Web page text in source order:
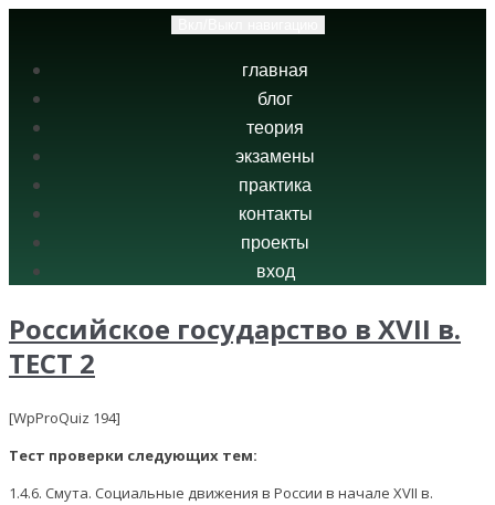
главная
блог
теория
экзамены
практика
контакты
проекты
вход
Российское государство в ХVII в.
ТЕСТ 2
[WpProQuiz 194]
Тест проверки следующих тем:
1.4.6. Смута. Социальные движения в России в начале XVII в.